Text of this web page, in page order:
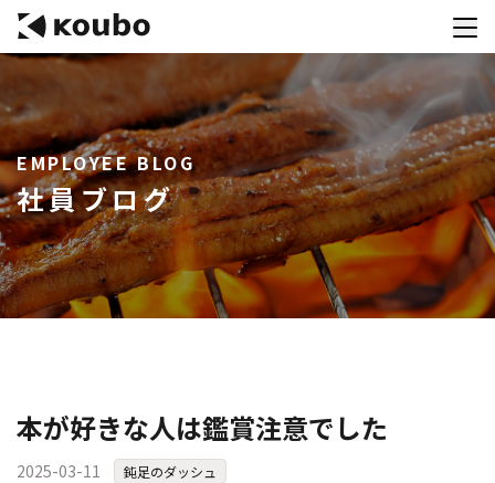
サービス
会社案内
実績紹介
採用情報
資料ダウンロード
コンテストを主催される方へ
公募運営SaaS 「Kouboプランナー」
EMPLOYEE BLOG
社員ブログ
本が好きな人は鑑賞注意でした
2025-03-11 鈍足のダッシュ